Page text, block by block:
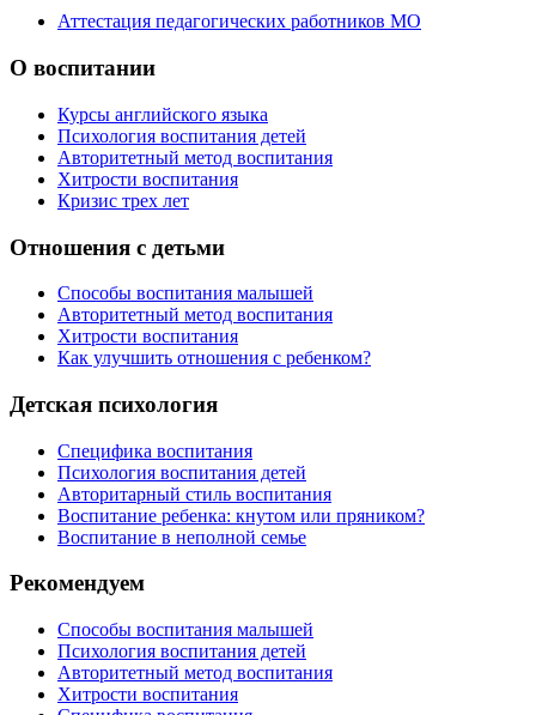
Аттестация педагогических работников МО
О воспитании
Курсы английского языка
Психология воспитания детей
Авторитетный метод воспитания
Хитрости воспитания
Кризис трех лет
Отношения с детьми
Способы воспитания малышей
Авторитетный метод воспитания
Хитрости воспитания
Как улучшить отношения с ребенком?
Детская психология
Специфика воспитания
Психология воспитания детей
Авторитарный стиль воспитания
Воспитание ребенка: кнутом или пряником?
Воспитание в неполной семье
Рекомендуем
Способы воспитания малышей
Психология воспитания детей
Авторитетный метод воспитания
Хитрости воспитания